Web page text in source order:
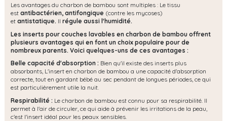
Les avantages du charbon de bambou sont multiples : Le tissu
est antibactérien, antifongique (contre les mycoses)
et antistatique. Il régule aussi l'humidité.
Les inserts pour couches lavables en charbon de bambou offrent
plusieurs avantages qui en font un choix populaire pour de
nombreux parents. Voici quelques-uns de ces avantages :
Belle capacité d'absorption : Bien qu'il existe des inserts plus
absorbants, L'insert en charbon de bambou a une capacité d'absorption
correcte, tout en gardant bébé au sec pendant de longues périodes, ce qui
est particulièrement utile la nuit.
Respirabilité : Le charbon de bambou est connu pour sa respirabilité. Il
permet à l'air de circuler, ce qui aide à prévenir les irritations de la peau,
c'est l'insert idéal pour les peaux sensibles.